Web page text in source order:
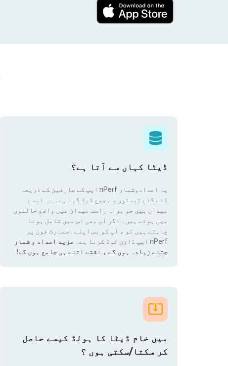
ڈیٹا کہاں سے آتا ہے؟
یہ اعدادوشمار nPerf ایپ کے صارفین کے ذریعہ
کئے گئے ٹیسٹوں سے جمع کیا گیا ہے۔ یہ ایسے
میدان ہیں جو براہ راست میدان میں واقع حالتوں
میں ہوتے ہیں۔ اگر آپ بھی اس میں شامل ہونا
چاہتے ہیں تو ، آپ کو بس اپنے اسمارٹ فون پر
nPerf ایپ ڈاؤن لوڈ کرنا ہے۔
مزید اعداد و شمار
جتنے زیادہ ہوں گے ، نقشے اتنے ہی جامع ہوں گے!
میں خام ڈیٹا کا ہولڈ کیسے حاصل
کر سکتا/سکتی ہوں ؟